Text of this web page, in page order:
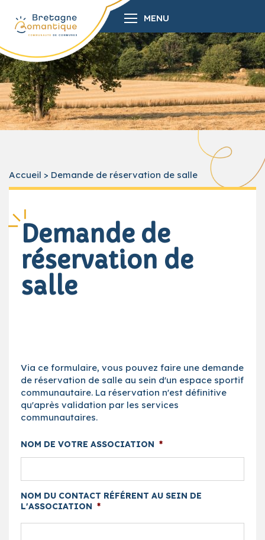
MENU
Accueil > Demande de réservation de salle
Demande de
réservation de
salle
Via ce formulaire, vous pouvez faire une demande
de réservation de salle au sein d'un espace sportif
communautaire. La réservation n'est définitive
qu'après validation par les services
communautaires.
NOM DE VOTRE ASSOCIATION *
NOM DU CONTACT RÉFÉRENT AU SEIN DE
L'ASSOCIATION *